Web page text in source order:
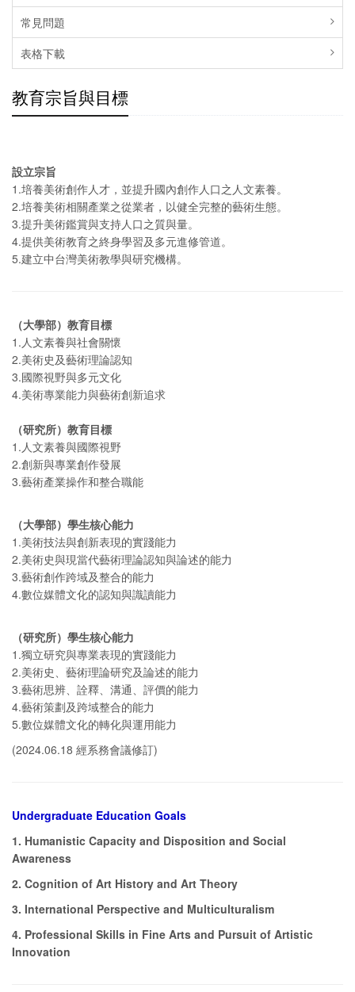
常見問題
表格下載
教育宗旨與目標
設立宗旨
1.培養美術創作人才，並提升國內創作人口之人文素養。
2.培養美術相關產業之從業者，以健全完整的藝術生態。
3.提升美術鑑賞與支持人口之質與量。
4.提供美術教育之終身學習及多元進修管道。
5.建立中台灣美術教學與研究機構。
（大學部）教育目標
1.人文素養與社會關懷
2.美術史及藝術理論認知
3.國際視野與多元文化
4.美術專業能力與藝術創新追求
（研究所）教育目標
1.人文素養與國際視野
2.創新與專業創作發展
3.藝術產業操作和整合職能
（大學部）學生核心能力
1.美術技法與創新表現的實踐能力
2.美術史與現當代藝術理論認知與論述的能力
3.藝術創作跨域及整合的能力
4.數位媒體文化的認知與識讀能力
（研究所）學生核心能力
1.獨立研究與專業表現的實踐能力
2.美術史、藝術理論研究及論述的能力
3.藝術思辨、詮釋、溝通、評價的能力
4.藝術策劃及跨域整合的能力
5.數位媒體文化的轉化與運用能力
(2024.06.18 經系務會議修訂)
Undergraduate Education Goals
1. Humanistic Capacity and Disposition and Social
Awareness
2. Cognition of Art History and Art Theory
3. International Perspective and Multiculturalism
4. Professional Skills in Fine Arts and Pursuit of Artistic
Innovation